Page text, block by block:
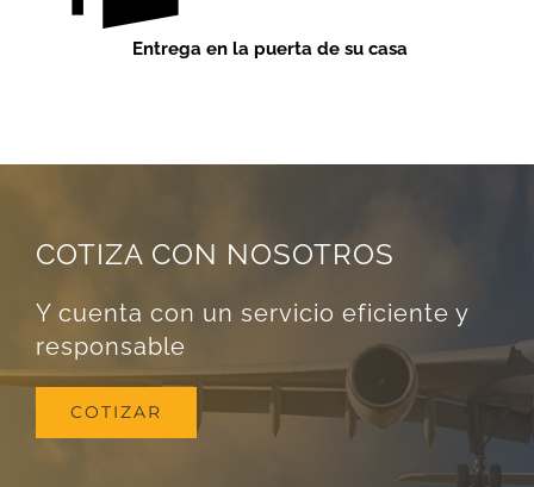
Entrega en la puerta de su casa
COTIZA CON NOSOTROS
Y cuenta con un servicio eficiente y
responsable
COTIZAR